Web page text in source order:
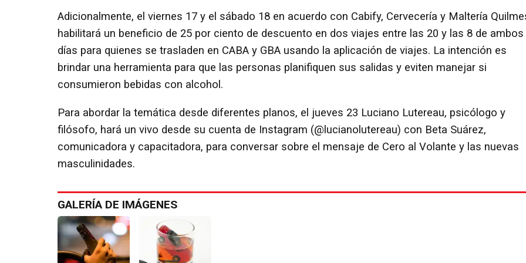
Adicionalmente, el viernes 17 y el sábado 18 en acuerdo con Cabify, Cervecería y Maltería
habilitará un beneficio de 25 por ciento de descuento en dos viajes entre las 20 y las 8 de ambos
días para quienes se trasladen en CABA y GBA usando la aplicación de viajes. La intención es
brindar una herramienta para que las personas planifiquen sus salidas y eviten manejar si
consumieron bebidas con alcohol.
Para abordar la temática desde diferentes planos, el jueves 23 Luciano Lutereau, psicólogo y
filósofo, hará un vivo desde su cuenta de Instagram (@lucianolutereau) con Beta Suárez,
comunicadora y capacitadora, para conversar sobre el mensaje de Cero al Volante y las nuevas
masculinidades.
GALERÍA DE IMÁGENES